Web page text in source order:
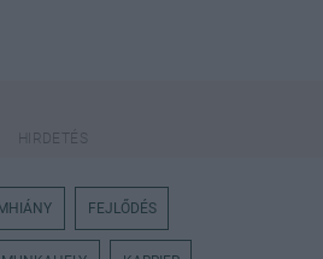
FEJLŐDÉS